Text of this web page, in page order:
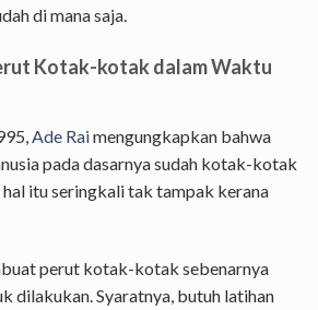
di mana saja.
Kotak-kotak dalam Waktu
Ade Raimengungkapkan bahwa
pada dasarnya sudah kotak-kotak
itu seringkali tak tampak kerana
perut kotak-kotak sebenarnya
dilakukan. Syaratnya, butuh latihan